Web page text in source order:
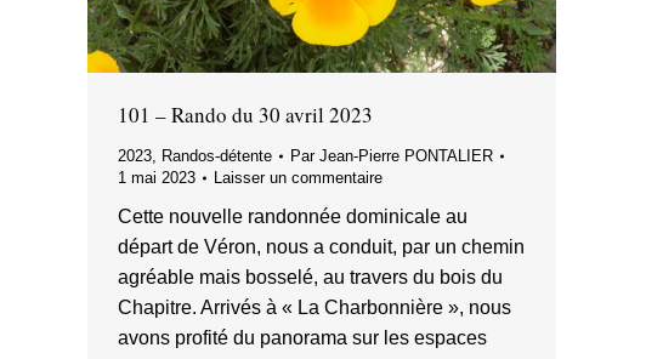
101 – Rando du 30 avril 2023
2023 Randos-détente Par Jean-Pierre PONTALIER
1 mai 2023
Laisser un commentaire
Cette nouvelle randonnée dominicale au
départ de Véron, nous a conduit, par un chemin
agréable mais bosselé, au travers du bois du
Chapitre. Arrivés à « La Charbonnière », nous
avons profité du panorama sur les espaces